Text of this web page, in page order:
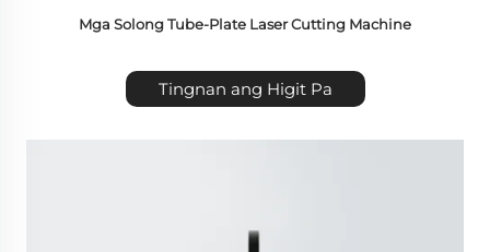
Mga Solong Tube-Plate Laser Cutting Machine
Tingnan ang Higit Pa